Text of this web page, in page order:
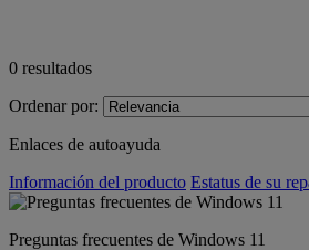
0 resultados
Ordenar por:
Enlaces de autoayuda
Información del producto Estatus de su
Preguntas frecuentes de Windows 11